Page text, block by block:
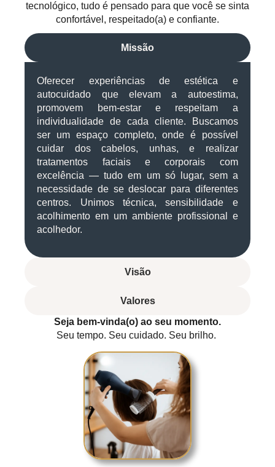
tecnológico, tudo é pensado para que você se sinta
confortável, respeitado(a) e confiante.
Missão
Visão
Valores
Oferecer experiências de estética e
autocuidado que elevam a autoestima,
promovem bem-estar e respeitam a
individualidade de cada cliente. Buscamos
ser um espaço completo, onde é possível
cuidar dos cabelos, unhas, e realizar
tratamentos faciais e corporais com
excelência — tudo em um só lugar, sem a
necessidade de se deslocar para diferentes
centros. Unimos técnica, sensibilidade e
acolhimento em um ambiente profissional e
acolhedor.
Seja bem-vinda(o) ao seu momento.
Seu tempo. Seu cuidado. Seu brilho.